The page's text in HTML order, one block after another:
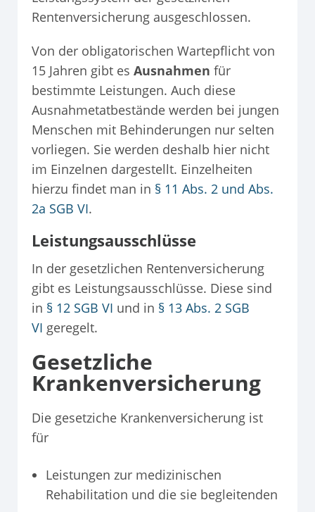
Rentenversicherung ausgeschlossen.
Von der obligatorischen Wartepflicht von
15 Jahren gibt es Ausnahmen für
bestimmte Leistungen. Auch diese
Ausnahmetatbestände werden bei jungen
Menschen mit Behinderungen nur selten
vorliegen. Sie werden deshalb hier nicht
im Einzelnen dargestellt. Einzelheiten
hierzu findet man in § 11 Abs. 2 und Abs.
2a SGB VI.
Leistungsausschlüsse
In der gesetzlichen Rentenversicherung
gibt es Leistungsausschlüsse. Diese sind
in § 12 SGB VI und in § 13 Abs. 2 SGB
VI geregelt.
Gesetzliche
Krankenversicherung
Die gesetziche Krankenversicherung ist
für
Leistungen zur medizinischen
Rehabilitation und die sie begleitenden